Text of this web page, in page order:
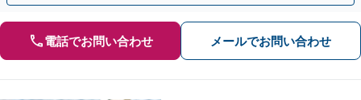
電話でお問い合わせ メールでお問い合わせ